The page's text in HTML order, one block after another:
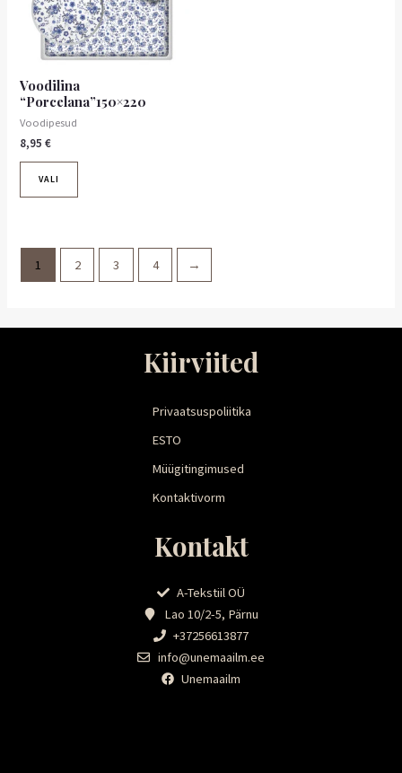
Voodilina
“Porcelana”150×220
Voodipesud
8,95€
VALI
Valikuid
saab
teha
1 2 3 4 →
Kiirviited
Privaatsuspoliitika
ESTO
Müügitingimused
Kontaktivorm
Kontakt
A-Tekstiil OÜ
Lao 10/2-5, Pärnu
+37256613877
info@unemaailm.ee
Unemaailm